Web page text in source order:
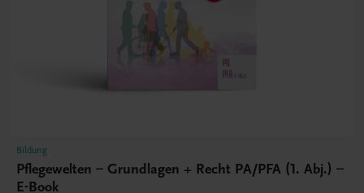
Bildung
Pflegewelten – Grundlagen + Recht PA/PFA (1. Abj.) –
E-Book